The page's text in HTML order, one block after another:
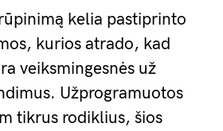
kelia pastiprinto
kurios atrado, kad
veiksmingesnės už
Užprogramuotos
tikrus rodiklius, šios